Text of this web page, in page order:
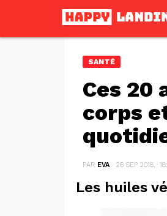
SANTÉ
Ces 20
corps
PAR EVA 26 SEP 2018, ·
Les huiles